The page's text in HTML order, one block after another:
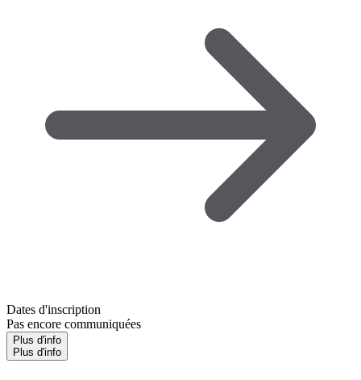
Dates d'inscription
Pas encore communiquées
Plus d'info
Plus d'info